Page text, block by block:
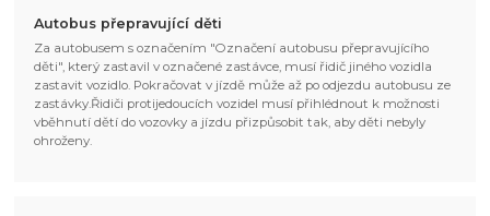
Autobus přepravující děti
Za autobusem s označením "Označení autobusu přepravujícího
děti", který zastavil v označené zastávce, musí řidič jiného vozidla
zastavit vozidlo. Pokračovat v jízdě může až po odjezdu autobusu ze
zastávky.Řidiči protijedoucích vozidel musí přihlédnout k možnosti
vběhnutí dětí do vozovky a jízdu přizpůsobit tak, aby děti nebyly
ohroženy.